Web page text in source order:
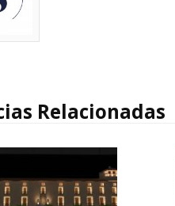
Relacionadas